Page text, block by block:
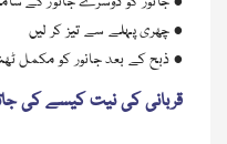
• چھری پہلے سے تیز کر لیں
• ذبح کے بعد جانور کو مکمل
قربانی کی نیت کیسے کی